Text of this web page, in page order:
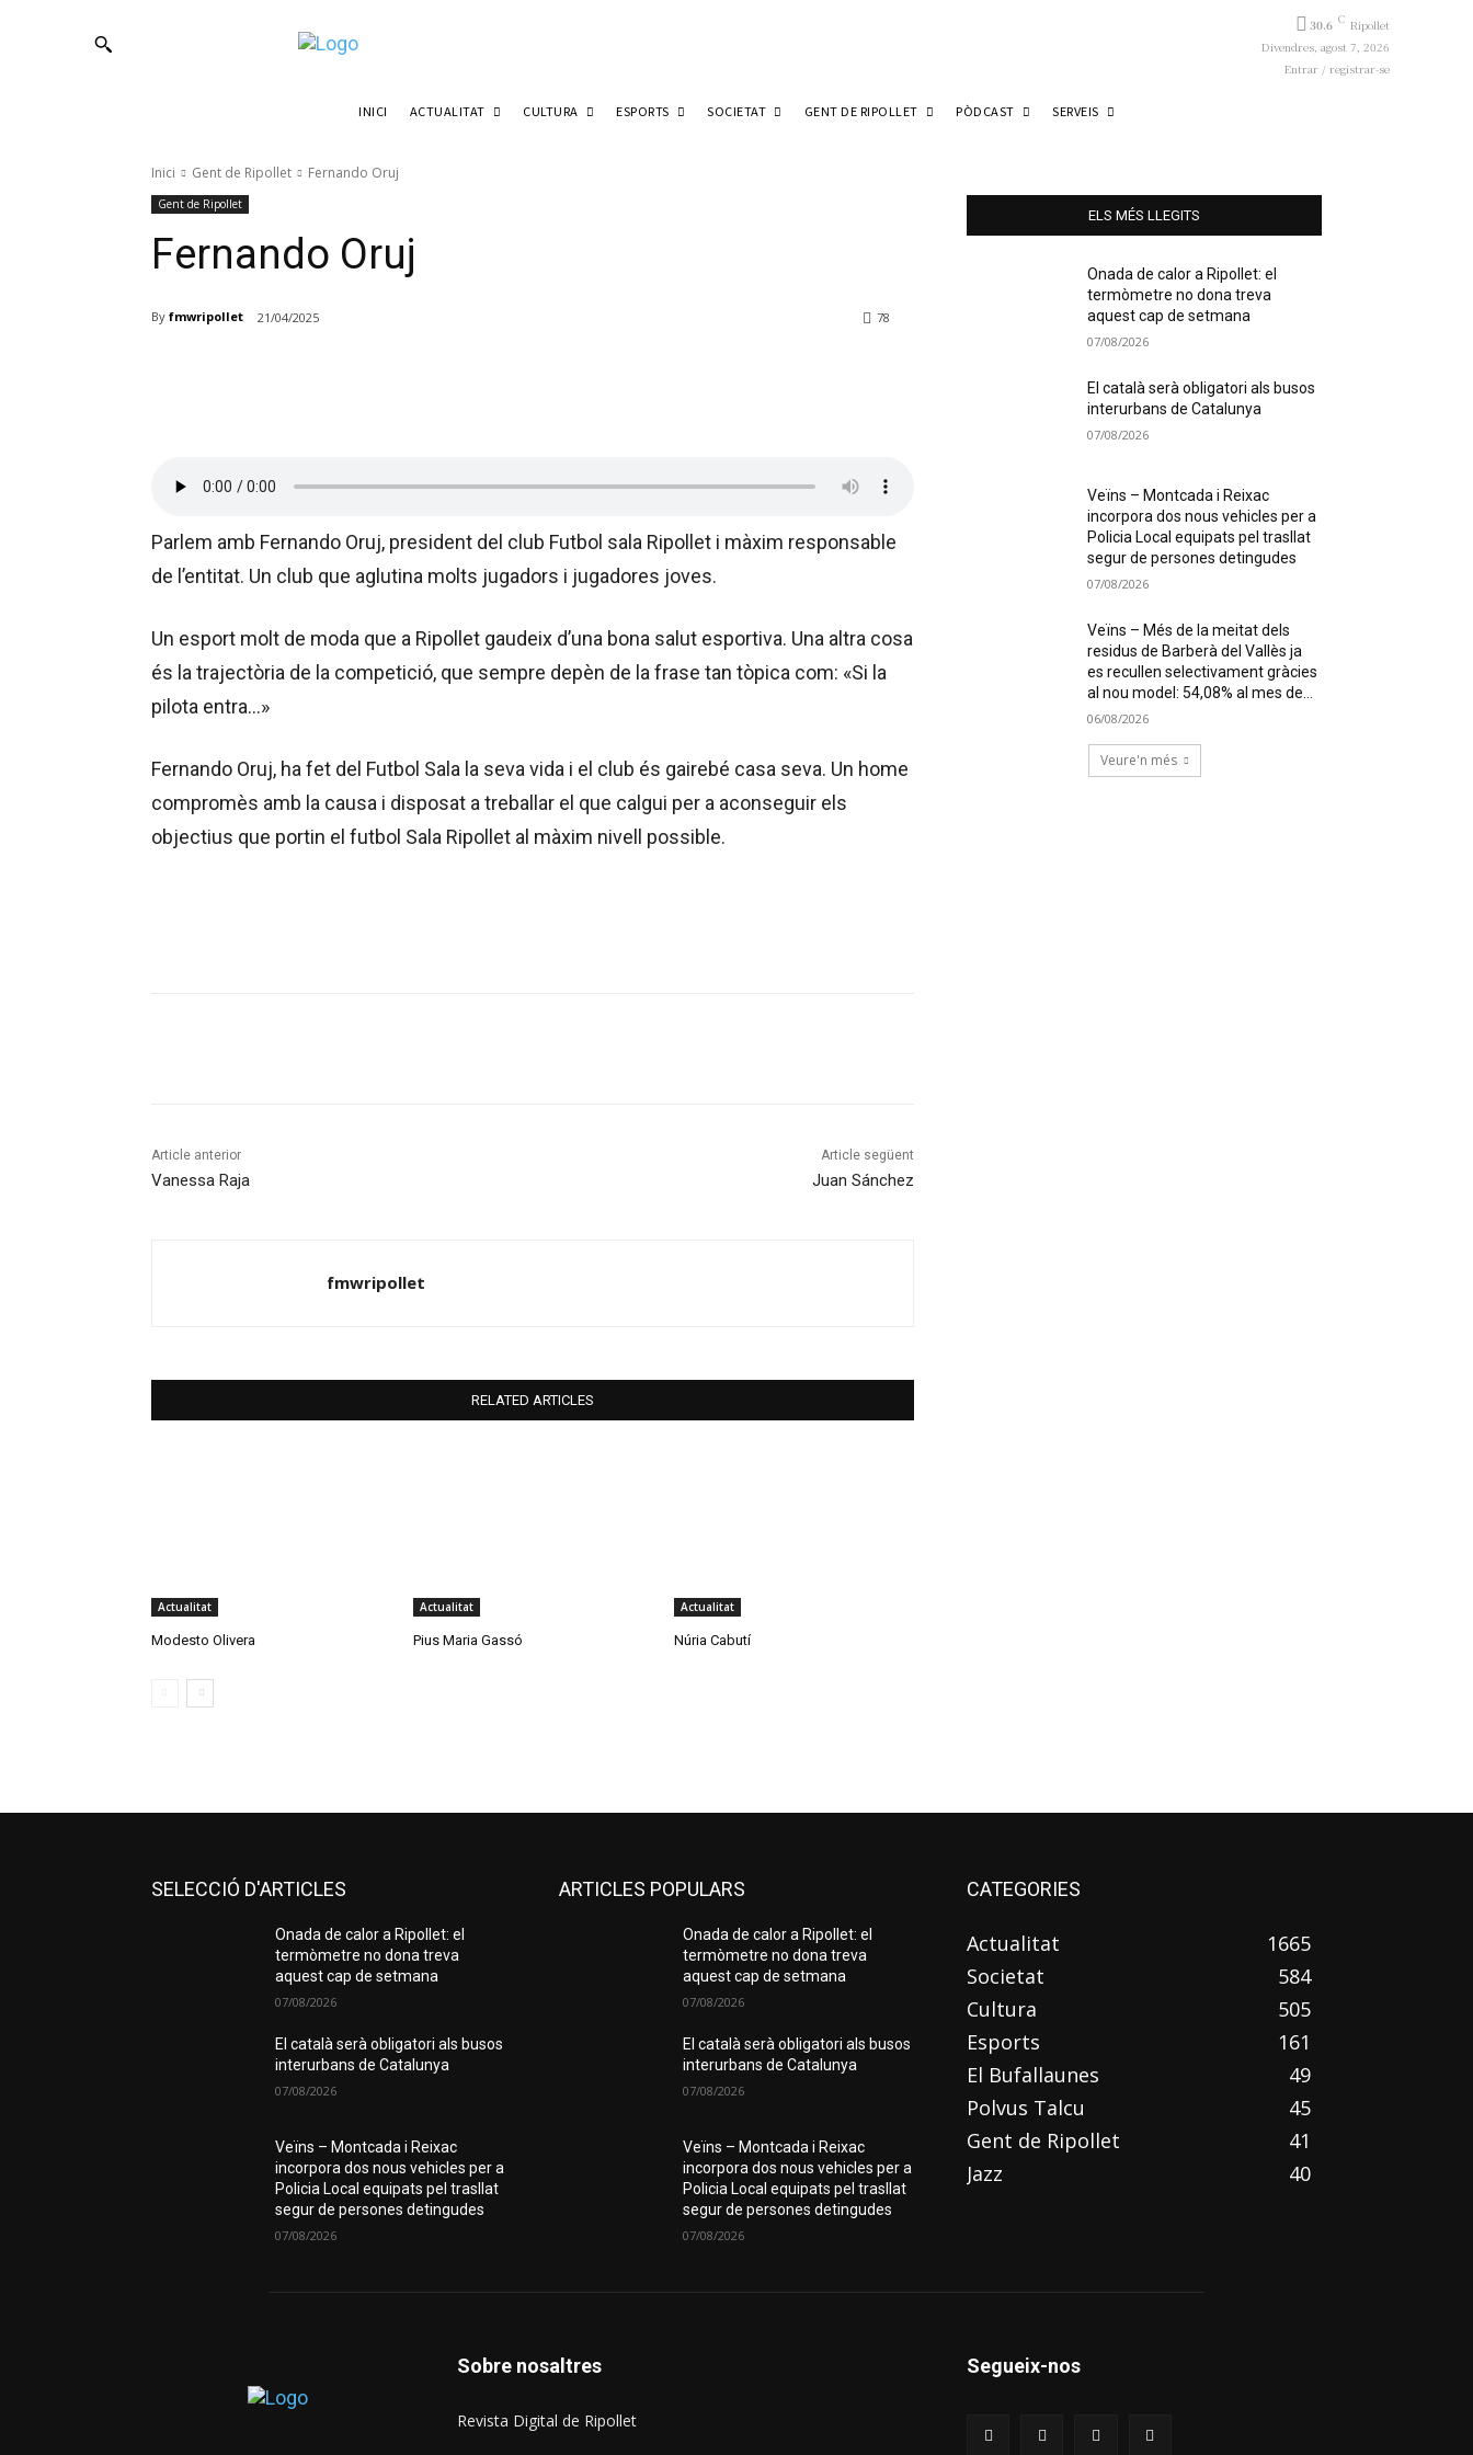
30.6 C Ripollet
Divendres, agost 7, 2026
Entrar / registrar-se
INICI ACTUALITAT CULTURA ESPORTS SOCIETAT GENT DE RIPOLLET PÒDCAST SERVEIS
Inici Gent de Ripollet Fernando Oruj
Gent de Ripollet
Fernando Oruj
By fmwripollet 21/04/2025 78
Parlem amb Fernando Oruj, president del club Futbol sala Ripollet i màxim responsable
de l’entitat. Un club que aglutina molts jugadors i jugadores joves.
Un esport molt de moda que a Ripollet gaudeix d’una bona salut esportiva. Una altra cosa
és la trajectòria de la competició, que sempre depèn de la frase tan tòpica com: «Si la
pilota entra…»
Fernando Oruj, ha fet del Futbol Sala la seva vida i el club és gairebé casa seva. Un home
compromès amb la causa i disposat a treballar el que calgui per a aconseguir els
objectius que portin el futbol Sala Ripollet al màxim nivell possible.
Article anterior
Vanessa Raja
Article següent
Juan Sánchez
fmwripollet
RELATED ARTICLES
Actualitat
Modesto Olivera
Actualitat
Pius Maria Gassó
Actualitat
Núria Cabutí
ELS MÉS LLEGITS
Onada de calor a Ripollet: el
termòmetre no dona treva
aquest cap de setmana
07/08/2026
El català serà obligatori als busos
interurbans de Catalunya
07/08/2026
Veïns – Montcada i Reixac
incorpora dos nous vehicles per a
Policia Local equipats pel trasllat
segur de persones detingudes
07/08/2026
Veïns – Més de la meitat dels
residus de Barberà del Vallès ja
es recullen selectivament gràcies
al nou model: 54,08% al mes de...
06/08/2026
Veure'n més
SELECCIÓ D'ARTICLES
Onada de calor a Ripollet: el
termòmetre no dona treva
aquest cap de setmana
07/08/2026
El català serà obligatori als busos
interurbans de Catalunya
07/08/2026
Veïns – Montcada i Reixac
incorpora dos nous vehicles per a
Policia Local equipats pel trasllat
segur de persones detingudes
07/08/2026
ARTICLES POPULARS
Onada de calor a Ripollet: el
termòmetre no dona treva
aquest cap de setmana
07/08/2026
El català serà obligatori als busos
interurbans de Catalunya
07/08/2026
Veïns – Montcada i Reixac
incorpora dos nous vehicles per a
Policia Local equipats pel trasllat
segur de persones detingudes
07/08/2026
CATEGORIES
Actualitat
1665
Societat
584
Cultura
505
Esports
161
El Bufallaunes
49
Polvus Talcu
45
Gent de Ripollet
41
Jazz
40
Sobre nosaltres
Revista Digital de Ripollet
Segueix-nos